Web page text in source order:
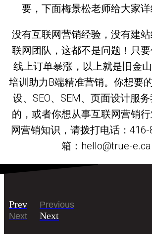
要，下面梅景松老师给大家详
没有互联网营销经验，没有建
联网团队，这都不是问题！只
线上订单暴涨，以上就是旧金
培训助力B端精准营销。你想要
设、SEO、SEM、页面设计服
的，或者你想从事互联网营销
网营销知识，请拨打电话：
箱：hello@true-e.ca
Prev
Previous
Next
Next